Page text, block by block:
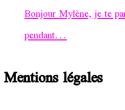
Bonjour Mylène, je te
pendant...
Mentions légales